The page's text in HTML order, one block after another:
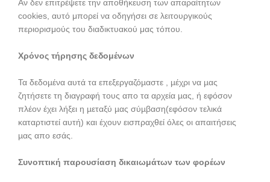
Αν δεν επιτρέψετε την αποθήκευση των απαραίτητων
cookies, αυτό μπορεί να οδηγήσει σε λειτουργικούς
περιορισμούς του διαδικτυακού μας τόπου.
Χρόνος τήρησης δεδομένων
Τα δεδοµένα αυτά τα επεξεργαζόµαστε , µέχρι να µας
ζητήσετε τη διαγραφή τους απο τα αρχεία µας, ή εφόσον
πλέον έχει λήξει η µεταξύ µας σύµβαση(εφόσον τελικά
καταρτιστεί αυτή) και έχουν εισπραχθεί όλες οι απαιτήσεις
µας απο εσάς.
Συνοπτική παρουσίαση δικαιωμάτων των φορέων